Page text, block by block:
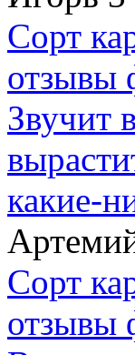
Сорт
отзывы
Звучит
какие-
Сорт
отзывы